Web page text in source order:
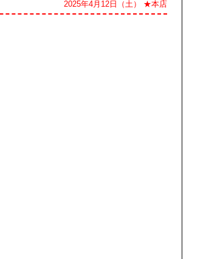
2025年4月12日（土） ★本店